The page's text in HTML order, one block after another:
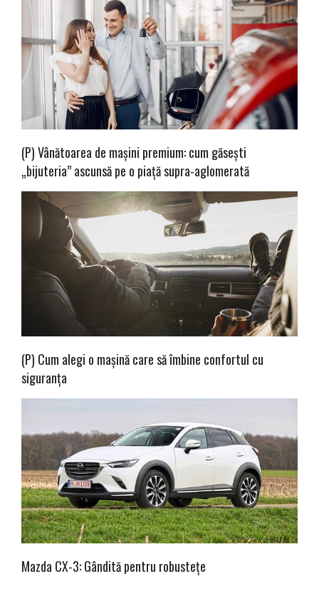
(P) Vânătoarea de mașini premium: cum găsești
„bijuteria” ascunsă pe o piață supra-aglomerată
(P) Cum alegi o mașină care să îmbine confortul cu
siguranța
Mazda CX-3: Gândită pentru robustețe